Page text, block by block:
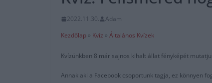
2022.11.30.
Adam
Kezdőlap » Kvíz » Általános Kvízek
Kvízünkben 8 már sajnos kihalt állat fényképét
Annak aki a Facebook csoportunk tagja, ez könnyen